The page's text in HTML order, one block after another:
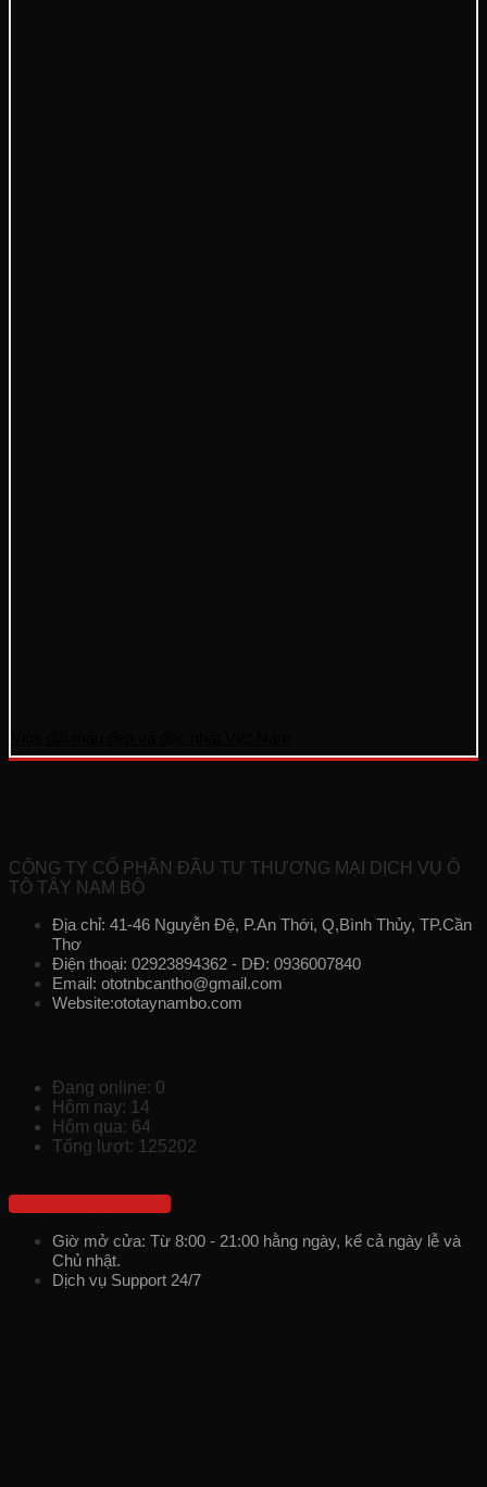
CÔNG TY CỔ PHẦN ĐẦU TƯ THƯƠNG MẠI DỊCH VỤ Ô
TÔ TÂY NAM BỘ
Địa chỉ: 41-46 Nguyễn Đệ, P.An Thới, Q,Bình Thủy, TP.Cần
Thơ
Điện thoại: 02923894362 - DĐ: 0936007840
Email: ototnbcantho@gmail.com
Website:ototaynambo.com
Đang online: 0
Hôm nay: 14
Hôm qua: 64
Tổng lượt: 125202
Hotline: 0936007840
Giờ mở cửa: Từ 8:00 - 21:00 hằng ngày, kể cả ngày lễ và
Chủ nhật.
Dịch vụ Support 24/7